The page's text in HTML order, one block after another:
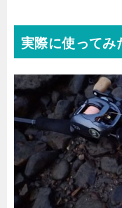
実際に使ってみ